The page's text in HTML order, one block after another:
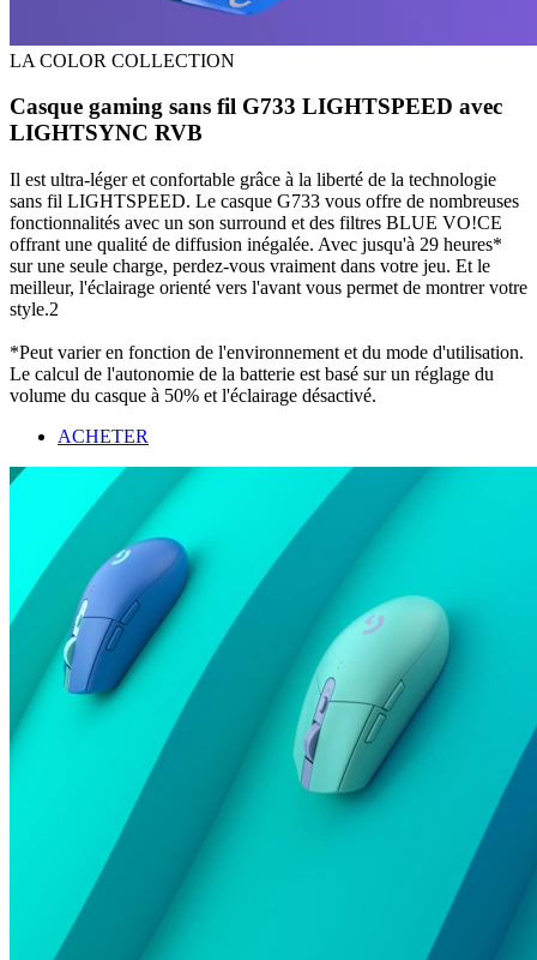
LA COLOR COLLECTION
Casque gaming sans fil G733 LIGHTSPEED avec
LIGHTSYNC RVB
Il est ultra-léger et confortable grâce à la liberté de la technologie
sans fil LIGHTSPEED. Le casque G733 vous offre de nombreuses
fonctionnalités avec un son surround et des filtres BLUE VO!CE
offrant une qualité de diffusion inégalée. Avec jusqu'à 29 heures*
sur une seule charge, perdez-vous vraiment dans votre jeu. Et le
meilleur, l'éclairage orienté vers l'avant vous permet de montrer votre
style.2
*Peut varier en fonction de l'environnement et du mode d'utilisation.
Le calcul de l'autonomie de la batterie est basé sur un réglage du
volume du casque à 50% et l'éclairage désactivé.
ACHETER